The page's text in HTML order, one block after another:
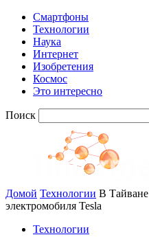
Смартфоны
Технологии
Наука
Интернет
Изобретения
Космос
Это интересно
Поиск
Домой Технологии В Тайване
электромобиля Tesla
Технологии